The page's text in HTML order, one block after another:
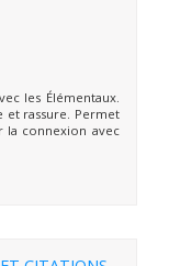
les Élémentaux.
et rassure. Permet
connexion avec